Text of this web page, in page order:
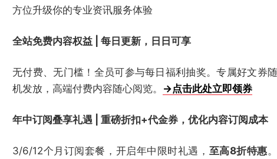
方位升级你的专业资讯服务体验
全站免费内容权益 | 每日更新，日日可享
无付费、无门槛！全员可参与每日福利抽奖。专属好文券随
机发放，高端付费内容随心阅览。 →点击此处立即领券
年中订阅叠享礼遇 | 重磅折扣+代金券，优化内容订阅成本
3/6/12个月订阅套餐，开启年中限时礼遇， 至高8折特惠